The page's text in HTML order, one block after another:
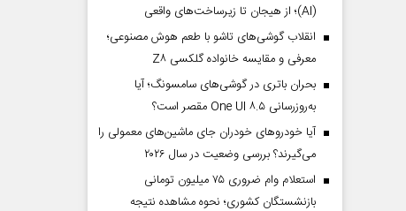
(AI)؛ از هیجان تا زیرساخت‌های واقعی
انقلاب گوشی‌های تاشو‌ با طعم هوش مصنوعی؛
معرفی و مقایسه خانواده گلکسی Z۸
بحران باتری در گوشی‌های سامسونگ؛ آیا
به‌روزرسانی One UI ۸.۵ مقصر است؟
آیا خودروهای خودران جای ماشین‌های معمولی را
می‌گیرند؟ بررسی وضعیت در سال ۲۰۲۶
استعلام وام ضروری ۷۵ میلیون تومانی
بازنشستگان کشوری؛ نحوه مشاهده نتیجه